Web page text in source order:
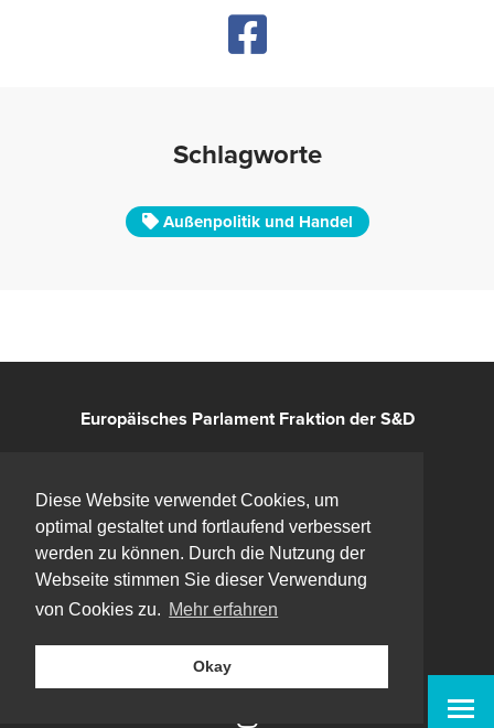
Diese Website verwendet Cookies, um
optimal gestaltet und fortlaufend verbessert
werden zu können. Durch die Nutzung der
Webseite stimmen Sie dieser Verwendung
von Cookies zu. Mehr erfahren
Okay
Schlagworte
Außenpolitik und Handel
Europäisches Parlament Fraktion der S&D
Kontakt
Impressum
Datenschutz
Instagram